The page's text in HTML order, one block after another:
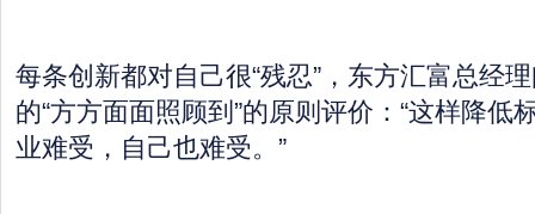
每条创新都对自己很“残忍”，东方汇富总经
的“方方面面照顾到”的原则评价：“这样降低
业难受，自己也难受。”